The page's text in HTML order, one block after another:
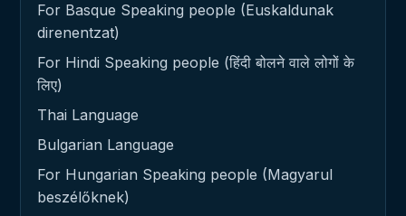
For Basque Speaking people (Euskaldunak
direnentzat)
For Hindi Speaking people (हिंदी बोलने वाले लोगों के
लिए)
Thai Language
Bulgarian Language
For Hungarian Speaking people (Magyarul
beszélőknek)